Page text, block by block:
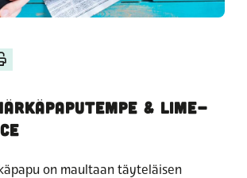
& LIME-
on maultaan täyteläisen